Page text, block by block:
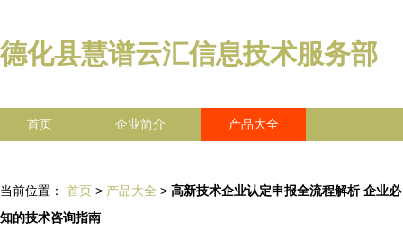
德化县慧谱云汇信息技术服务部
首页 企业简介 产品大全
当前位置： 首页 > 产品大全 > 高新技术企业认定申报全流程解析 企业必
知的技术咨询指南